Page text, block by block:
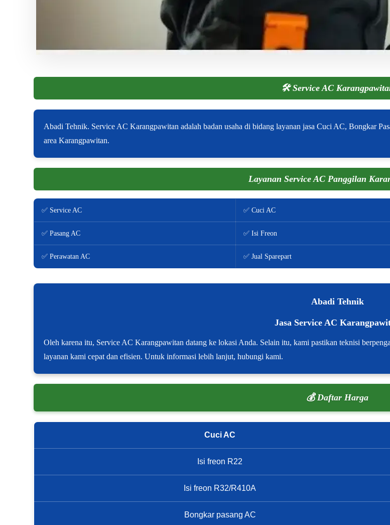
🛠️Service AC
Abadi Tehnik. Service AC Karangpawitan adalah badan usaha di bidang layanan jasa Cuci AC, Bongkar
area Karangpawitan.
Layanan Service AC Panggilan
✅ Service AC ✅ Cuci AC
✅ Pasang AC ✅ Isi Freon
✅ Perawatan AC ✅ Jual Sparepart
Abadi Tehnik
Jasa Service AC
Oleh karena itu, Service AC Karangpawitan datang ke lokasi Anda. Selain itu, kami pastikan teknisi
layanan kami cepat dan efisien. Untuk informasi lebih lanjut, hubungi kami.
💰 Daftar Harga
Cuci AC
Isi freon R22
Isi freon R32/R410A
Bongkar pasang AC